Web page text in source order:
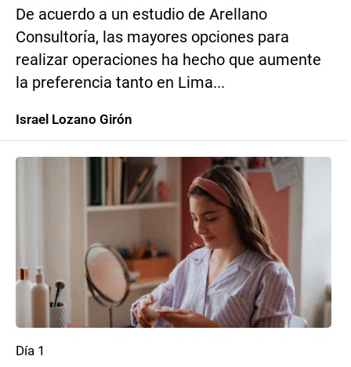
De acuerdo a un estudio de Arellano
Consultoría, las mayores opciones para
realizar operaciones ha hecho que aumente
la preferencia tanto en Lima...
Israel Lozano Girón
Día 1